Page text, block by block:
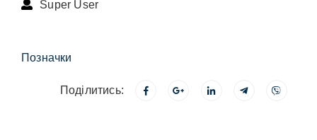
Super User
Позначки
Поділитись: